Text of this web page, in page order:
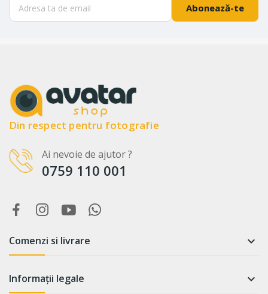
Abonează-te
Din respect pentru fotografie
Ai nevoie de ajutor ?
0759 110 001
Comenzi si livrare 
Informații legale 